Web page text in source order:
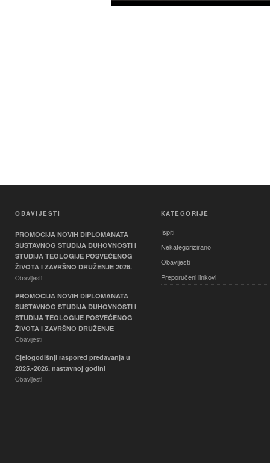
OBAVIJESTI
PROMOCIJA NOVIH DIPLOMANATA
SUSTAVNOG STUDIJA DUHOVNOSTI I
STUDIJA TEOLOGIJE POSVEĆENOG
ŽIVOTA I ZAVRŠNO DRUŽENJE 2026.
Obavijesti
PROMOCIJA NOVIH DIPLOMANATA
SUSTAVNOG STUDIJA DUHOVNOSTI I
STUDIJA TEOLOGIJE POSVEĆENOG
ŽIVOTA I ZAVRŠNO DRUŽENJE
Obavijesti
Cjelogodišnji raspored predavanja u
2025.-2026. nastavnoj godini
Obavijesti
KATEGORIJE
Ispiti
Nekategorizirano
Obavijesti
Preporučeni linkovi